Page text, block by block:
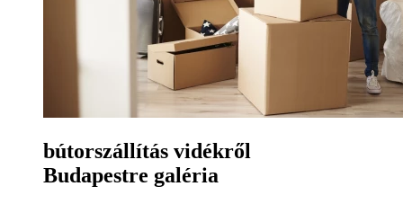
bútorszállítás vidékről
Budapestre galéria